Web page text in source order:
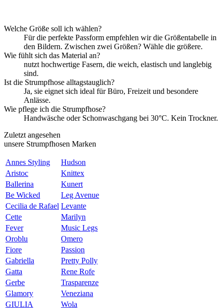
Welche Größe soll ich wählen?
Für die perfekte Passform empfehlen wir die Größentabelle in
den Bildern. Zwischen zwei Größen? Wähle die größere.
Wie fühlt sich das Material an?
nutzt hochwertige Fasern, die weich, elastisch und langlebig
sind.
Ist die Strumpfhose alltagstauglich?
Ja, sie eignet sich ideal für Büro, Freizeit und besondere
Anlässe.
Wie pflege ich die Strumpfhose?
Handwäsche oder Schonwaschgang bei 30°C. Kein Trockner.
Zuletzt angesehen
unsere Strumpfhosen Marken
Annes Styling
Hudson
Aristoc
Knittex
Ballerina
Kunert
Be Wicked
Leg Avenue
Cecilia de Rafael Levante
Cette
Marilyn
Fever
Music Legs
Oroblu
Omero
Fiore
Passion
Gabriella
Pretty Polly
Gatta
Rene Rofe
Gerbe
Trasparenze
Glamory
Veneziana
GIULIA
Wola